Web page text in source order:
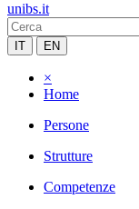
unibs.it
IT EN
×
Home
Persone
Strutture
Competenze